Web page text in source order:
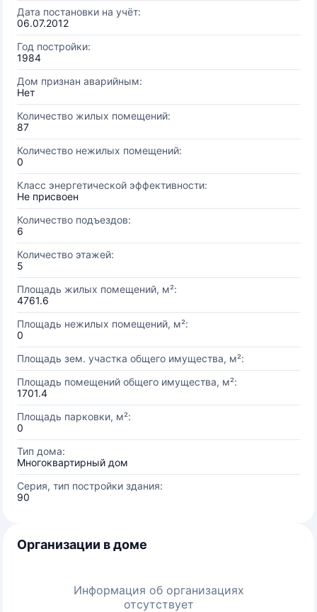
Дата постановки на учёт:
06.07.2012
Год постройки:
1984
Дом признан аварийным:
Нет
Количество жилых помещений:
87
Количество нежилых помещений:
0
Класс энергетической эффективности:
Не присвоен
Количество подъездов:
6
Количество этажей:
5
Площадь жилых помещений, м²:
4761.6
Площадь нежилых помещений, м²:
0
Площадь зем. участка общего имущества, м²:
Площадь помещений общего имущества, м²:
1701.4
Площадь парковки, м²:
0
Тип дома:
Многоквартирный дом
Серия, тип постройки здания:
90
Организации в доме
Информация об организациях
отсутствует